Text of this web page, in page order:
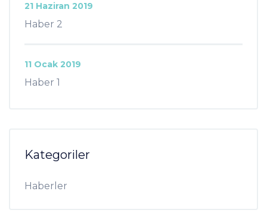
Haber 2
21 Haziran 2019
Haber 1
11 Ocak 2019
Kategoriler
Haberler